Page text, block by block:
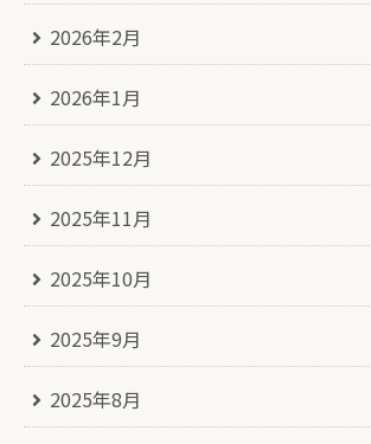
2026年2月
2026年1月
2025年12月
2025年11月
2025年10月
2025年9月
2025年8月